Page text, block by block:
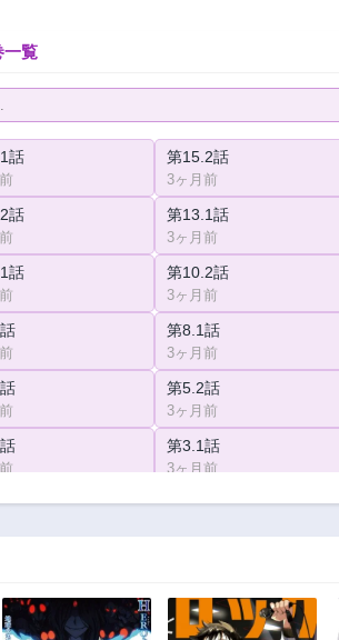
一覧
話 第15.2話
3ヶ月前
話 第13.1話
3ヶ月前
話 第10.2話
3ヶ月前
第8.1話
3ヶ月前
第5.2話
3ヶ月前
第3.1話
3ヶ月前